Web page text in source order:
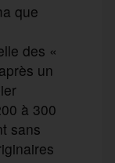
que
des «
un
à 300
sans